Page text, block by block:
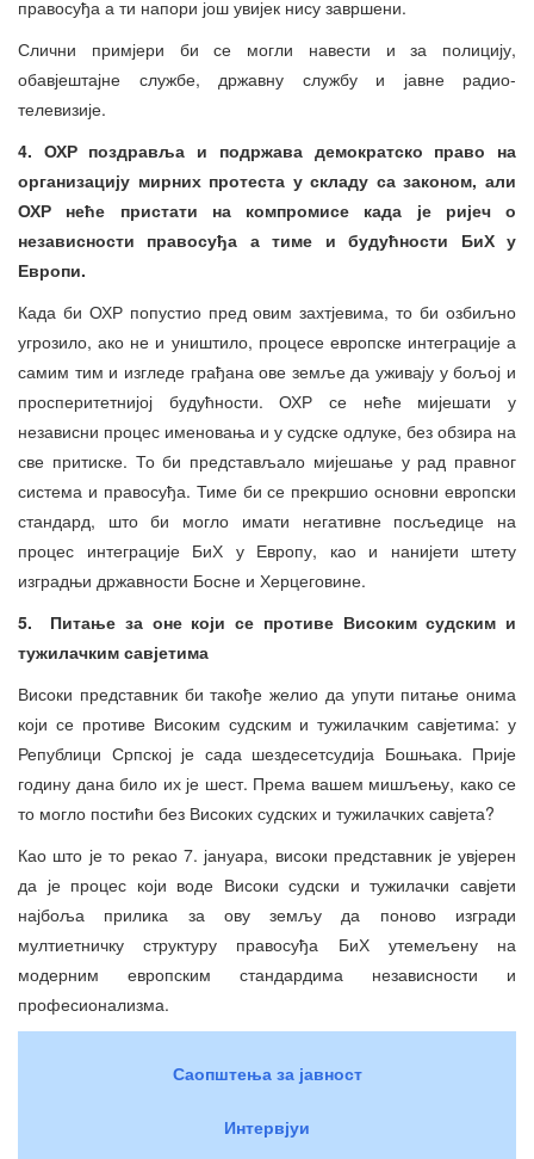
правосуђа а ти напори још увијек нису завршени.
Слични примјери би се могли навести и за полицију,
обавјештајне службе, државну службу и јавне радио-
телевизије.
4. ОХР поздравља и подржава демократско право на
организацију мирних протеста у складу са законом, али
ОХР неће пристати на компромисе када је ријеч о
независности правосуђа а тиме и будућности БиХ у
Европи.
Када би ОХР попустио пред овим захтјевима, то би озбиљно
угрозило, ако не и уништило, процесе европске интеграције а
самим тим и изгледе грађана ове земље да уживају у бољој и
просперитетнијој будућности. ОХР се неће мијешати у
независни процес именовања и у судске одлуке, без обзира на
све притиске. То би представљало мијешање у рад правног
система и правосуђа. Тиме би се прекршио основни европски
стандард, што би могло имати негативне посљедице на
процес интеграције БиХ у Европу, као и нанијети штету
изградњи државности Босне и Херцеговине.
5. Питање за оне који се противе Високим судским и
тужилачким савјетима
Високи представник би такође желио да упути питање онима
који се противе Високим судским и тужилачким савјетима: у
Републици Српској је сада шездесетсудија Бошњака. Прије
годину дана било их је шест. Према вашем мишљењу, како се
то могло постићи без Високих судских и тужилачких савјета?
Као што је то рекао 7. јануара, високи представник је увјерен
да је процес који воде Високи судски и тужилачки савјети
најбоља прилика за ову земљу да поново изгради
мултиетничку структуру правосуђа БиХ утемељену на
модерним европским стандардима независности и
професионализма.
Саопштења за јавност
Интервјуи